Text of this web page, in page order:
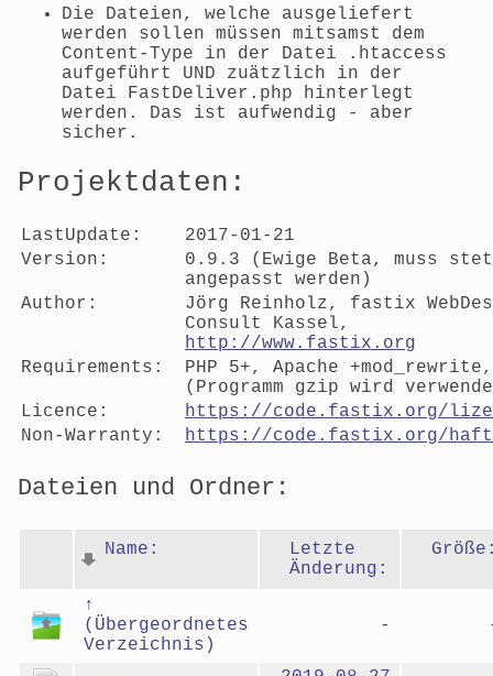
Die Dateien, welche ausgeliefert
werden sollen müssen mitsamst dem
Content-Type in der Datei .htaccess
aufgeführt UND zuätzlich in der
Datei FastDeliver.php hinterlegt
werden. Das ist aufwendig - aber
sicher.
Projektdaten:
LastUpdate:
2017-01-21
Version:
0.9.3 (Ewige Beta, muss
angepasst werden)
Author:
Jörg Reinholz, fastix
Consult Kassel,
http://www.fastix.org
Requirements:
PHP 5+, Apache
(Programm gzip wird
Licence:
https://code.fastix.org/
Non-Warranty:
https://code.fastix.org/
Dateien und Ordner:
Name:
Letzte
Änderung:
↑
(Übergeordnetes
Verzeichnis)
-